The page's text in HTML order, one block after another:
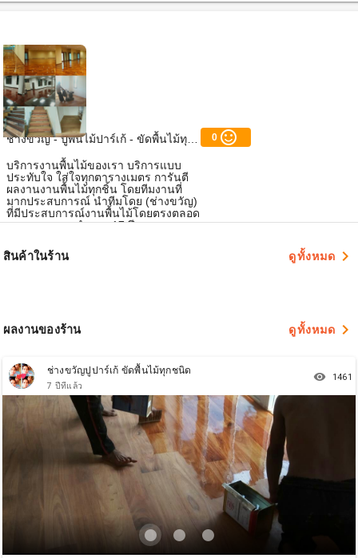
บริการงานพื้นไม้ของเรา บริการแบบ
ประทับใจ ใส่ใจทุกตารางเมตร การันตี
ผลงานงานพื้นไม้ทุกชิ้น โดยทีมงานที่
มากประสบการณ์ นำทีมโดย (ช่างขวัญ)
ที่มีประสบการณ์งานพื้นไม้โดยตรงตลอด
ระยะเวลาการทำงาน 17 ปี
0 sentiment_satisfied_alt
สินค้าในร้าน ดูทั้งหมด navigate_next
ผลงานของร้าน ดูทั้งหมด navigate_next
ช่างขวัญปูปาร์เก้ ขัดพื้นไม้ทุกชนิด
7 ปีที่แล้ว
remove_red_eye 1461